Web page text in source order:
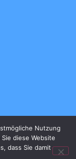
Nutzung
diese Website
dass Sie damit